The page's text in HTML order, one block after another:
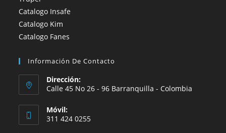
Catalogo Insafe
Catalogo Kim
Catalogo Fanes
Información De Contacto
Dirección:
Calle 45 No 26 - 96 Barranquilla - Colombia
Móvil:
311 424 0255